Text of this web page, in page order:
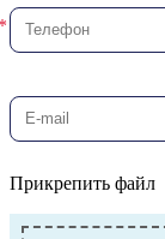
Прикрепить файл